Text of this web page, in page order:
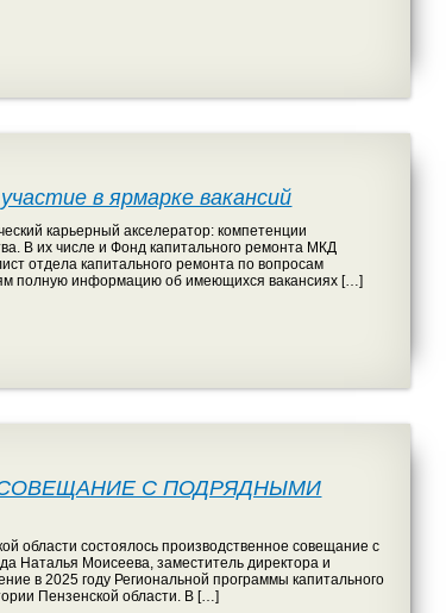
в ярмарке вакансий
карьерный акселератор: компетенции
В их числе и Фонд капитального ремонта МКД
отдела капитального ремонта по вопросам
полную информацию об имеющихся вакансиях […]
С ПОДРЯДНЫМИ
области состоялось производственное совещание с
Наталья Моисеева, заместитель директора и
в 2025 году Региональной программы капитального
Пензенской области. В […]